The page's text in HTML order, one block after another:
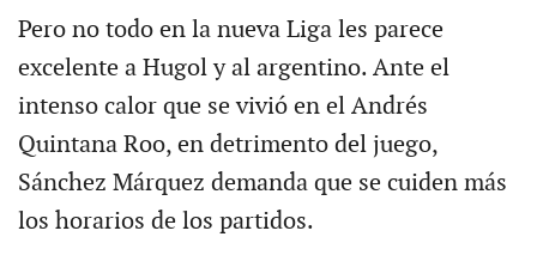
Pero no todo en la nueva Liga les parece
excelente a Hugol y al argentino. Ante el
intenso calor que se vivió en el Andrés
Quintana Roo, en detrimento del juego,
Sánchez Márquez demanda que se cuiden más
los horarios de los partidos.